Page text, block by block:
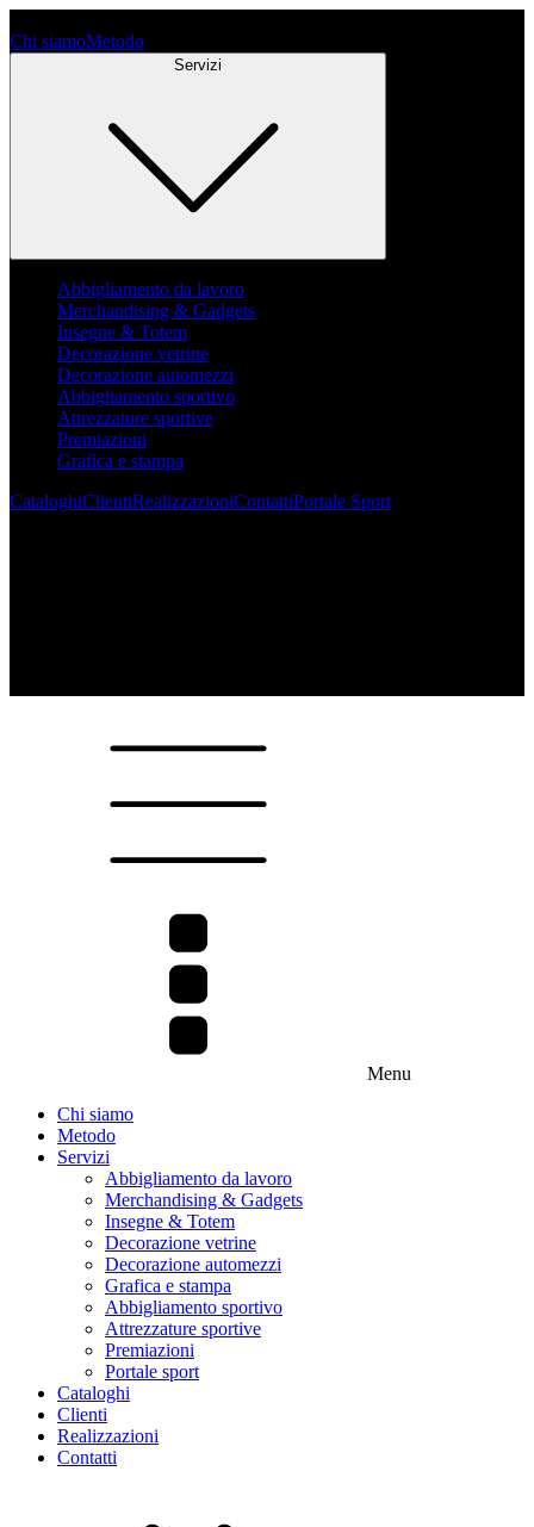
Chi siamoMetodo
Servizi
Abbigliamento da lavoro
Merchandising & Gadgets
Insegne & Totem
Decorazione vetrine
Decorazione automezzi
Abbigliamento sportivo
Attrezzature sportive
Premiazioni
Grafica e stampa
CataloghiClientiRealizzazioniContattiPortale Sport
Menu
Chi siamo
Metodo
Servizi
Abbigliamento da lavoro
Merchandising & Gadgets
Insegne & Totem
Decorazione vetrine
Decorazione automezzi
Grafica e stampa
Abbigliamento sportivo
Attrezzature sportive
Premiazioni
Portale sport
Cataloghi
Clienti
Realizzazioni
Contatti